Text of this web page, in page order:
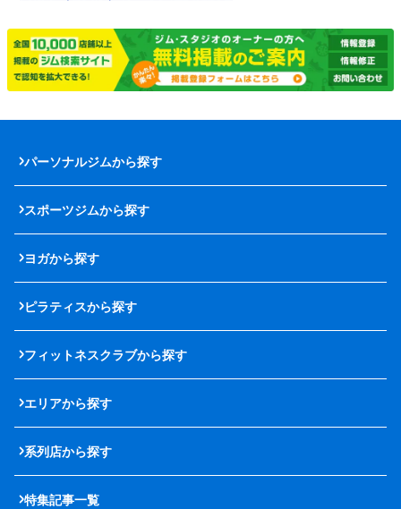
パーソナルジムから探す
スポーツジムから探す
ヨガから探す
ピラティスから探す
フィットネスクラブから探す
エリアから探す
系列店から探す
特集記事一覧